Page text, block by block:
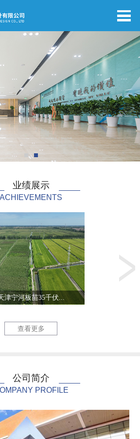
业绩展示
ACHIEVEMENTS
津宁河板苗35千伏...
查看更多
公司简介
PROFILE